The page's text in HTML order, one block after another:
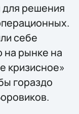
для решения
себе
на рынке на
кризисное»
гораздо